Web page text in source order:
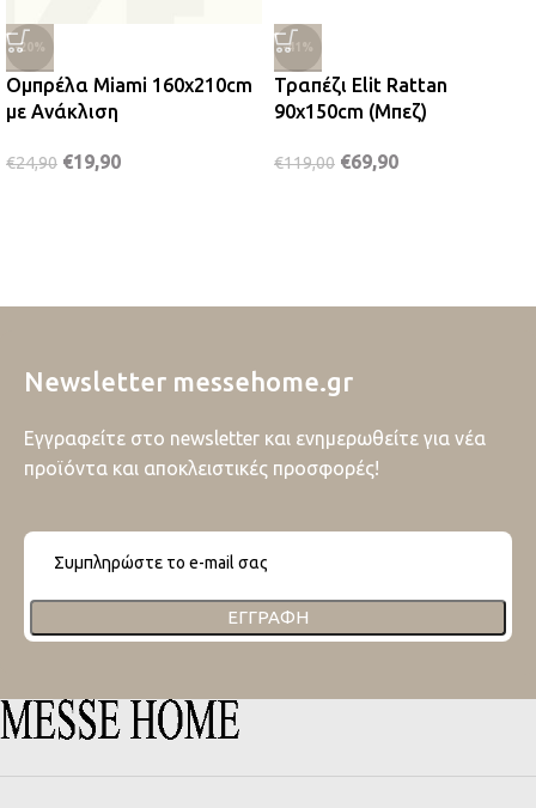
-20%
Ομπρέλα Miami 160x210cm
με Ανάκλιση
€24,90 €19,90
-41%
Τραπέζι Elit Rattan
90x150cm (Μπεζ)
€119,00 €69,90
Newsletter messehome.gr
Εγγραφείτε στο newsletter και ενημερωθείτε για νέα
προϊόντα και αποκλειστικές προσφορές!
ΕΓΓΡΑΦΉ